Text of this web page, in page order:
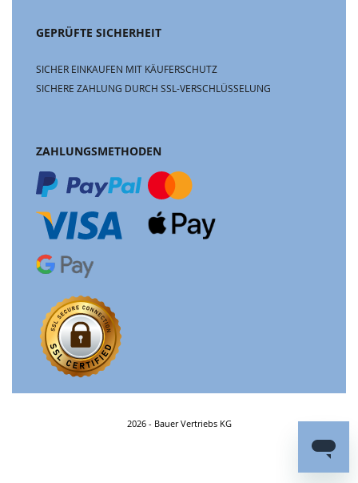
GEPRÜFTE SICHERHEIT
SICHER EINKAUFEN MIT KÄUFERSCHUTZ
SICHERE ZAHLUNG DURCH SSL-VERSCHLÜSSELUNG
ZAHLUNGSMETHODEN
2026 - Bauer Vertriebs KG